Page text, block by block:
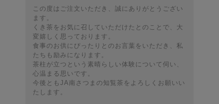
この度はご注文いただき、誠にありがとうござい
ます。
くき茶をお気に召していただけたとのことで、大
変嬉しく思っております。
食事のお供にぴったりとのお言葉をいただき、私
たちも励みになります。
茶柱が立つという素晴らしい体験について伺い、
心温まる思いです。
今後ともJA南さつまの知覧茶をよろしくお願いい
たします。